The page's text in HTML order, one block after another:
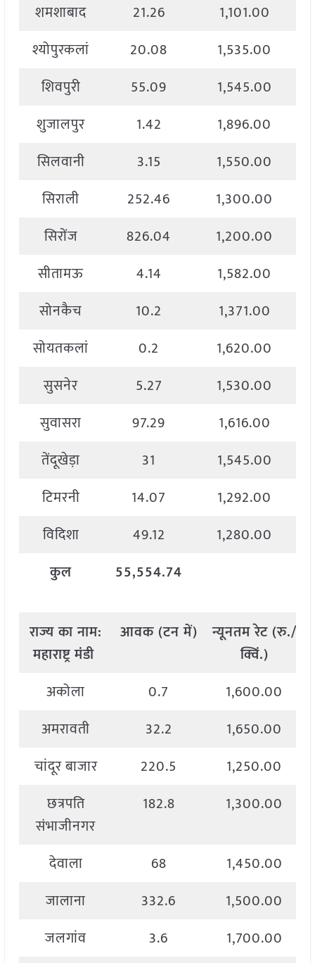
शमशाबाद
21.26
1,101.00
श्योपुरकलां
20.08
1,535.00
शिवपुरी
55.09
1,545.00
शुजालपुर
1.42
1,896.00
सिलवानी
3.15
1,550.00
सिराली
252.46
1,300.00
सिरोंज
826.04
1,200.00
सीतामऊ
4.14
1,582.00
सोनकैच
10.2
1,371.00
सोयतकलां
0.2
1,620.00
सुसनेर
5.27
1,530.00
सुवासरा
97.29
1,616.00
तेंदूखेड़ा
31
1,545.00
टिमरनी
14.07
1,292.00
विदिशा
49.12
1,280.00
कुल
55,554.74
राज्यकानाम:
महाराष्ट्र मंडी
आवक (टनमें) न्यूनतमरेट (रु./
क्विं.)
अकोला 0.7
1,600.00
अमरावती
32.2
1,650.00
चांदूर बाजार
220.5
1,250.00
छत्रपति
संभाजीनगर
182.8 1,300.00
देवाला 68
1,450.00
जालाना
332.6
1,500.00
जलगांव
3.6
1,700.00